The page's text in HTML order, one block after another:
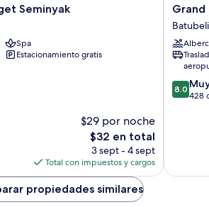
Seminyak
Spa
Estacionamiento gratis
$29 por noche
El
precio
actual
es
de
$32
$32 en total
3 sept - 4 sept
Total con impuestos y cargos
Grand
Balisani
Suites
Hotel
Grand
8.0
de
8.0
428
propiedades similares